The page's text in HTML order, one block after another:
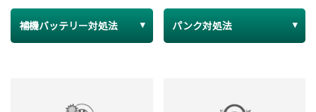
補機バッテリー対処法 パンク対処法